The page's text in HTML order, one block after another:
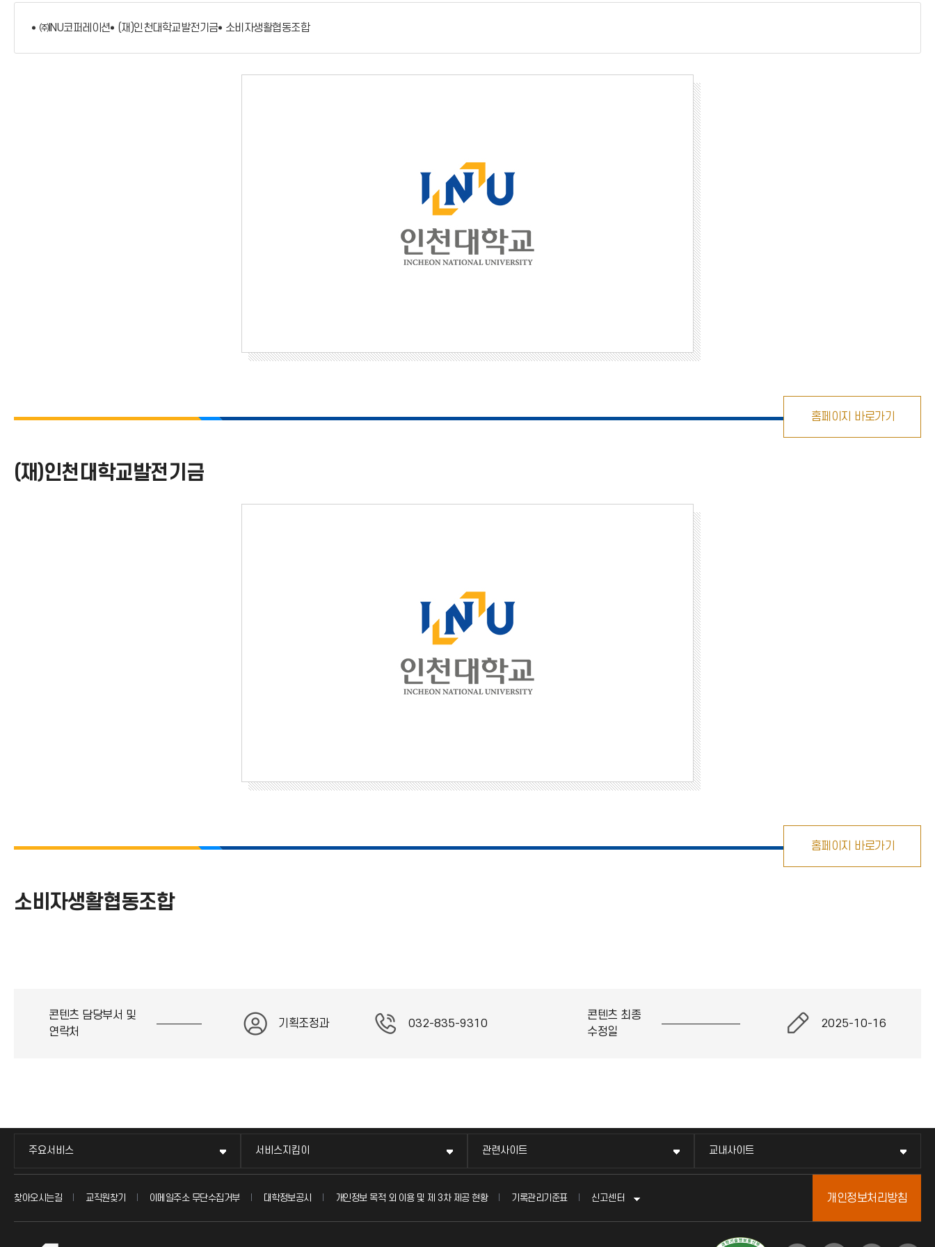
㈜INU코퍼레이션 (재)인천대학교발전기금 소비자생활협동조합
홈페이지 바로가기
(재)인천대학교발전기금
홈페이지 바로가기
소비자생활협동조합
콘텐츠 담당부서 및
연락처
기획조정과 032-835-9310
콘텐츠 최종
수정일
2025-10-16
주요서비스 서비스지킴이 관련사이트 교내사이트
찾아오시는길 교직원찾기 이메일주소 무단수집거부 대학정보공시 개인정보 목적 외 이용 및 제 3차 제공 현황 기록관리기준표 신고센터 개인정보처리방침